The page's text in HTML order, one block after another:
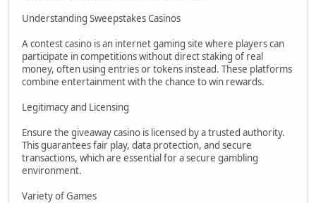
Understanding Sweepstakes Casinos
A contest casino is an internet gaming site where players can
participate in competitions without direct staking of real
money, often using entries or tokens instead. These platforms
combine entertainment with the chance to win rewards.
Legitimacy and Licensing
Ensure the giveaway casino is licensed by a trusted authority.
This guarantees fair play, data protection, and secure
transactions, which are essential for a secure gambling
environment.
Variety of Games